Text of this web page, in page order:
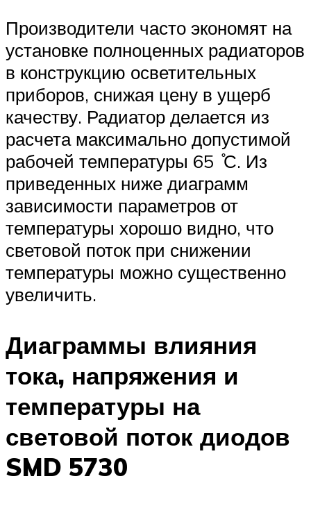
Производители часто экономят на
установке полноценных радиаторов
в конструкцию осветительных
приборов, снижая цену в ущерб
качеству. Радиатор делается из
расчета максимально допустимой
рабочей температуры 65 ̊С. Из
приведенных ниже диаграмм
зависимости параметров от
температуры хорошо видно, что
световой поток при снижении
температуры можно существенно
увеличить.
Диаграммы влияния
тока, напряжения и
температуры на
световой поток диодов
SMD 5730